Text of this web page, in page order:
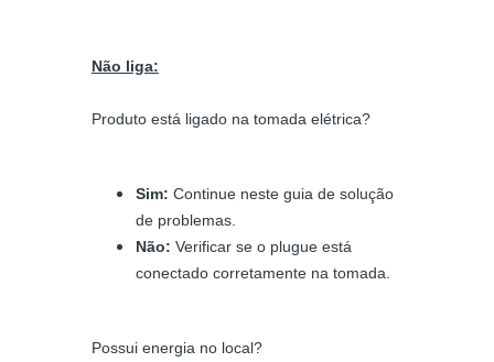
Não liga:
Produto está ligado na tomada elétrica?
Sim: Continue neste guia de solução
de problemas.
Não: Verificar se o plugue está
conectado corretamente na tomada.
Possui energia no local?